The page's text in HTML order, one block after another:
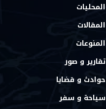
المحليات
المقالات
المنوعات
تقارير و صور
حوادث و قضايا
سياحة و سفر